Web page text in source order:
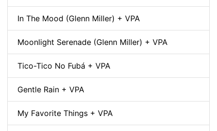
In The Mood (Glenn Miller) + VPA
Moonlight Serenade (Glenn Miller) + VPA
Tico-Tico No Fubá + VPA
Gentle Rain + VPA
My Favorite Things + VPA